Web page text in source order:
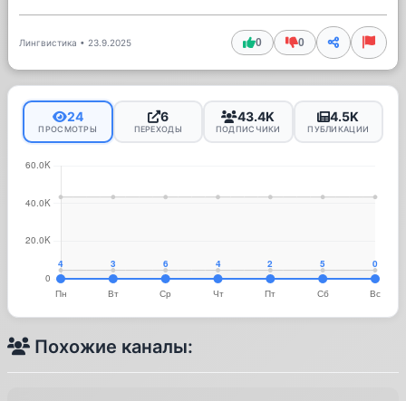
Лингвистика • 23.9.2025 0 0
24
ПРОСМОТРЫ
6
ПЕРЕХОДЫ
43.4K
ПОДПИСЧИКИ
4.5K
ПУБЛИКАЦИИ
Похожие каналы: